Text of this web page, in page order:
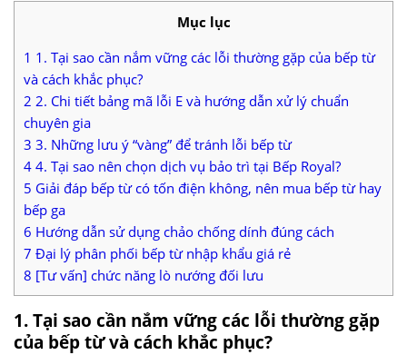
Mục lục
1 1. Tại sao cần nắm vững các lỗi thường gặp của bếp từ
và cách khắc phục?
2 2. Chi tiết bảng mã lỗi E và hướng dẫn xử lý chuẩn
chuyên gia
3 3. Những lưu ý “vàng” để tránh lỗi bếp từ
4 4. Tại sao nên chọn dịch vụ bảo trì tại Bếp Royal?
5 Giải đáp bếp từ có tốn điện không, nên mua bếp từ hay
bếp ga
6 Hướng dẫn sử dụng chảo chống dính đúng cách
7 Đại lý phân phối bếp từ nhập khẩu giá rẻ
8 [Tư vấn] chức năng lò nướng đối lưu
1. Tại sao cần nắm vững các lỗi thường gặp
của bếp từ và cách khắc phục?